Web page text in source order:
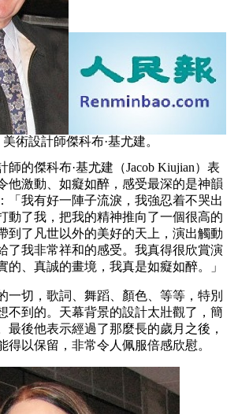
術設計師傑科布·基尤建。
師的傑科布·基尤建（Jacob Kiujian）表
他激動、如癡如醉，感受最深的是神韻
「我有好一陣子流淚，我強忍着不哭出
動了我，把我的精神推向了一個很高的
到了凡世以外的美好的天上，演出觸動
了我非常祥和的感受。我真得很欣賞演
的、真誠的畫境，我真是如癡如醉。」
一切，歌詞、舞蹈、顏色、等等，特別
不到的。天幕背景的設計太壯觀了，簡
最後他表示經過了那麼長的歲月之後，
得以保留，非常令人佩服倍感欣慰。